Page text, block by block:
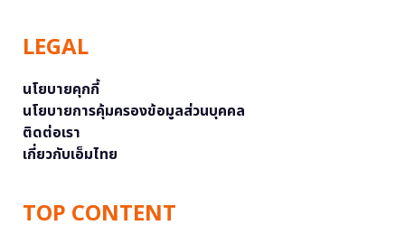
LEGAL
นโยบายคุกกี้
นโยบายการคุ้มครองข้อมูลส่วนบุคคล
ติดต่อเรา
เกี่ยวกับเอ็มไทย
TOP CONTENT